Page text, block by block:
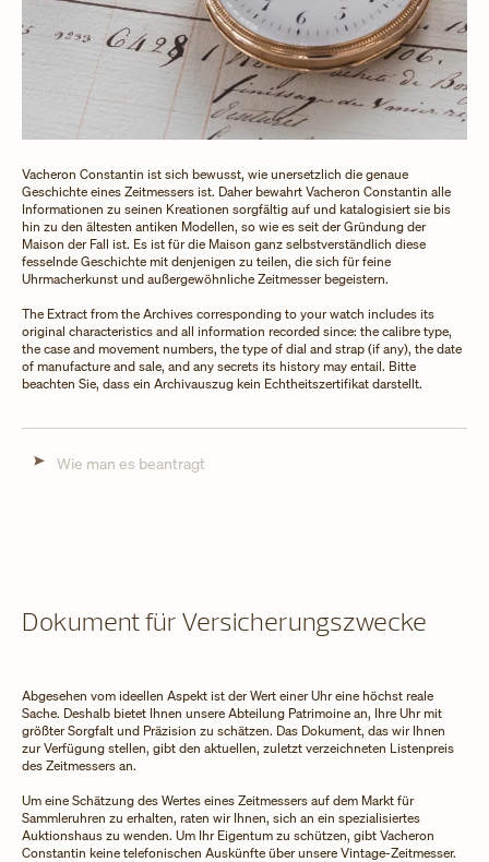
Vacheron Constantin ist sich bewusst, wie unersetzlich die genaue
Geschichte eines Zeitmessers ist. Daher bewahrt Vacheron Constantin alle
Informationen zu seinen Kreationen sorgfältig auf und katalogisiert sie bis
hin zu den ältesten antiken Modellen, so wie es seit der Gründung der
Maison der Fall ist. Es ist für die Maison ganz selbstverständlich diese
fesselnde Geschichte mit denjenigen zu teilen, die sich für feine
Uhrmacherkunst und außergewöhnliche Zeitmesser begeistern.
The Extract from the Archives corresponding to your watch includes its
original characteristics and all information recorded since: the calibre type,
the case and movement numbers, the type of dial and strap (if any), the date
of manufacture and sale, and any secrets its history may entail. Bitte
beachten Sie, dass ein Archivauszug kein Echtheitszertifikat darstellt.
Wie man es beantragt
Dokument für Versicherungszwecke
Abgesehen vom ideellen Aspekt ist der Wert einer Uhr eine höchst reale
Sache. Deshalb bietet Ihnen unsere Abteilung Patrimoine an, Ihre Uhr mit
größter Sorgfalt und Präzision zu schätzen. Das Dokument, das wir Ihnen
zur Verfügung stellen, gibt den aktuellen, zuletzt verzeichneten Listenpreis
des Zeitmessers an.
Um eine Schätzung des Wertes eines Zeitmessers auf dem Markt für
Sammleruhren zu erhalten, raten wir Ihnen, sich an ein spezialisiertes
Auktionshaus zu wenden. Um Ihr Eigentum zu schützen, gibt Vacheron
Constantin keine telefonischen Auskünfte über unsere Vintage-Zeitmesser.